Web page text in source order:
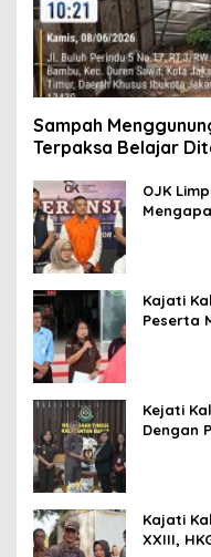
Sampah
Terpaksa Belajar
OJK
Kajati
Peserta
Kejati
Dengan
Kajati
XXIII,